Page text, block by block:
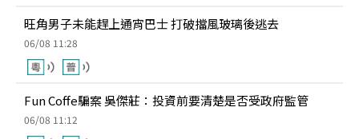
旺角男子未能趕上通宵巴士 打破擋風玻璃後逃去
06/08 11:28
Fun Coffe騙案 吳傑莊：投資前要清楚是否受政府監管
06/08 11:12